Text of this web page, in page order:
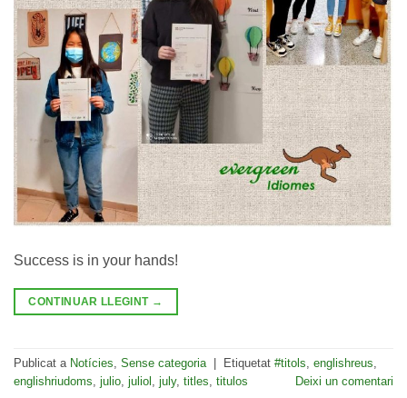
Success is in your hands!
CONTINUAR LLEGINT →
Publicat a Notícies Sense categoria Etiquetat #titols englishreus
englishriudoms julio juliol july, titles titulos Deixi un comentari